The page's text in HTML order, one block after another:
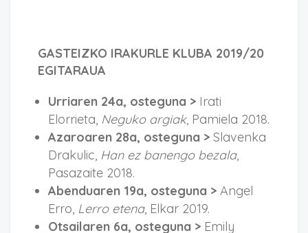
GASTEIZKO IRAKURLE KLUBA 2019/20
EGITARAUA
Urriaren 24a, osteguna > Irati
Elorrieta, Neguko argiak, Pamiela 2018.
Azaroaren 28a, osteguna > Slavenka
Drakulic, Han ez banengo bezala,
Pasazaite 2018.
Abenduaren 19a, osteguna > Angel
Erro, Lerro etena, Elkar 2019.
Otsailaren 6a, osteguna > Emily